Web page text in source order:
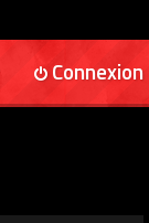
Connexion